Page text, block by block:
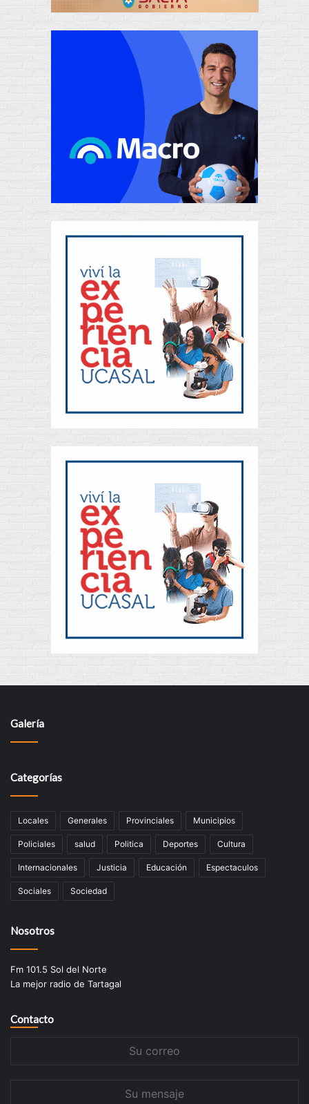
Galería
Categorías
Locales Generales Provinciales Municipios
Policiales salud Politica Deportes Cultura
Internacionales Justicia Educación Espectaculos
Sociales Sociedad
Nosotros
Fm 101.5 Sol del Norte
La mejor radio de Tartagal
Contacto